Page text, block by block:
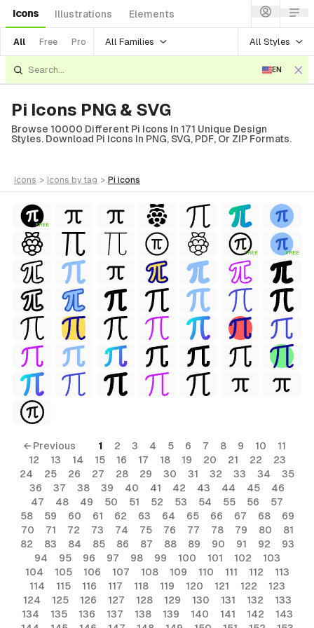
Icons Illustrations Elements
All Free Pro All Families All Styles
EN
Pi Icons PNG & SVG
Browse 10000 Different Pi Icons In 171 Unique Design
Styles. Download Pi Icons In PNG, SVG, PDF, Or ZIP Formats.
icons > icons by tag > pi icons
FREE
FREE FREE
← Previous 1 2 3 4 5 6 7 8 9 10
11
12
13 14 15 16 17 18 19 20 21 22
23
24
25 26 27 28 29 30 31 32 33 34
35
36
37 38 39 40 41 42 43 44 45
46
47
48 49 50 51 52 53 54 55 56
57
58
59 60 61 62 63 64 65 66 67 68
69
70
71 72 73 74 75 76 77 78 79 80
81
82
83 84 85 86 87 88 89 90 91 92
93
94
95 96 97 98 99 100 101 102
103
104
105 106 107 108 109 110 111 112
113
114
115 116 117 118 119 120 121 122
123
124
125 126 127 128 129 130 131 132
133
134
135 136 137 138 139 140 141 142
143